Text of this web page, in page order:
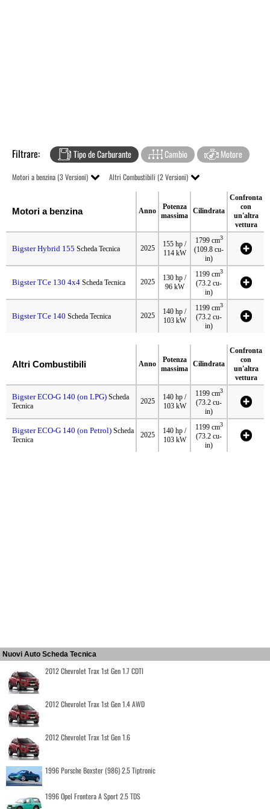
Filtrare: Tipo de Carburante Cambio Motore
Motori a benzina (3 Versioni) Altri Combustibili (2 Versioni)
Motori a benzina Anno
Potenza
massima
Cilindrata
Confronta
con
un'altra
vettura
Bigster Hybrid 155 Scheda Tecnica 2025
155 hp /
114 kW
1799 cm3
(109.8 cu-
in)
Bigster TCe 130 4x4 Scheda Tecnica 2025
130 hp /
96 kW
1199 cm3
(73.2 cu-
in)
Bigster TCe 140 Scheda Tecnica 2025
140 hp /
103 kW
1199 cm3
(73.2 cu-
in)
Altri Combustibili Anno
Potenza
massima
Cilindrata
Confronta
con
un'altra
vettura
Bigster ECO-G 140 (on LPG) Scheda
Tecnica
2025
140 hp /
103 kW
1199 cm3
(73.2 cu-
in)
Bigster ECO-G 140 (on Petrol) Scheda
Tecnica
2025
140 hp /
103 kW
1199 cm3
(73.2 cu-
in)
Nuovi Auto Scheda Tecnica
2012 Chevrolet Trax 1st Gen 1.7 CDTI
2012 Chevrolet Trax 1st Gen 1.4 AWD
2012 Chevrolet Trax 1st Gen 1.6
1996 Porsche Boxster (986) 2.5 Tiptronic
1996 Opel Frontera A Sport 2.5 TDS